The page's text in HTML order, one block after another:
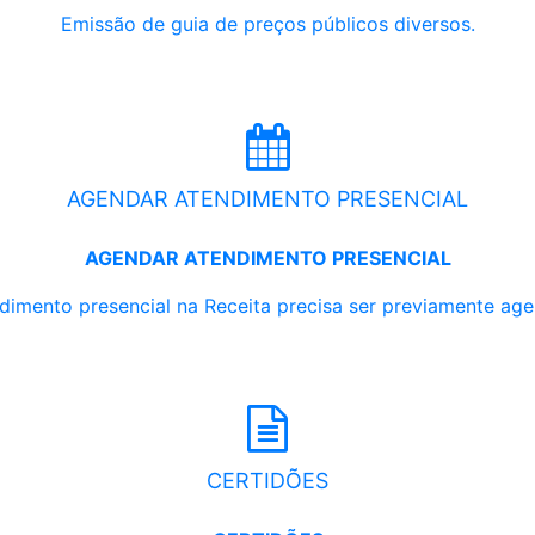
Emissão de guia de preços públicos diversos.
AGENDAR ATENDIMENTO PRESENCIAL
AGENDAR ATENDIMENTO PRESENCIAL
presencial na Receita precisa ser previamente
CERTIDÕES